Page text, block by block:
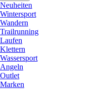
Neuheiten
Wintersport
Wandern
Trailrunning
Laufen
Klettern
Wassersport
Angeln
Outlet
Marken